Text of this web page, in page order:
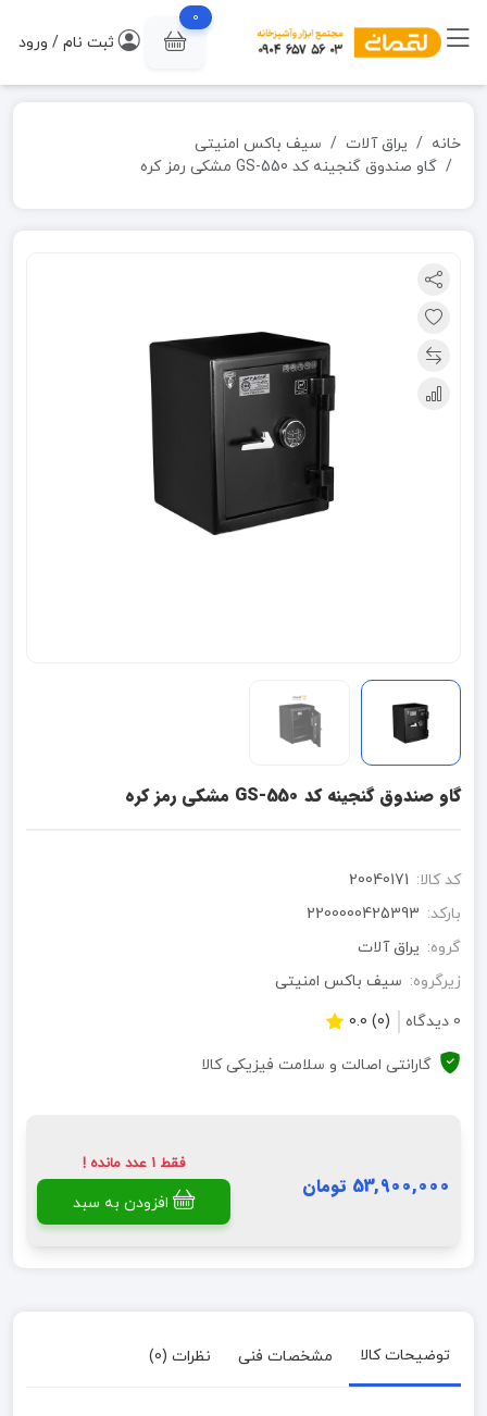
0
ثبت نام / ورود
خانه یراق آلات
سیف باکس امنیتی
گاو صندوق گنجینه کد GS-550 مشکی رمز کره
گاو صندوق گنجینه کد GS-550 مشکی رمز کره
کد کالا: 20040171
بارکد: 2200000425393
گروه: یراق آلات
زیرگروه: سیف باکس امنیتی
0 دیدگاه
(0) 0.0
گارانتی اصالت و سلامت فیزیکی کالا
53,900,000 تومان
فقط 1 عدد مانده !
افزودن به سبد
توضیحات کالا مشخصات فنی نظرات (0)